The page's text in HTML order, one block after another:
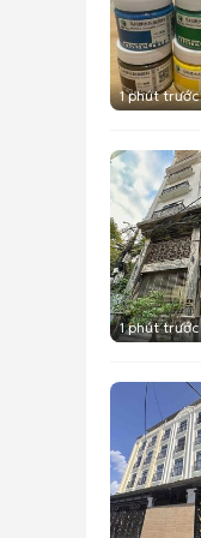
1 phút trước
1 phút trước